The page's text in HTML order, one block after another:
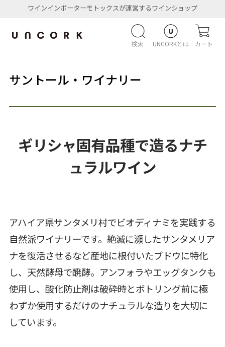
ワインインポーターモトックスが運営するワインショップ
検索 UNCORKとは カート
サントール・ワイナリー
ギリシャ固有品種で造るナチ
ュラルワイン
アハイア県サンタメリ村でビオディナミを実践する
自然派ワイナリーです。絶滅に瀕したサンタメリア
ナを復活させるなど産地に根付いたブドウに特化
し、天然酵母で醗酵。アンフォラやエッグタンクも
使用し、酸化防止剤は破砕時とボトリング前に極
わずか使用するだけのナチュラルな造りを大切に
しています。